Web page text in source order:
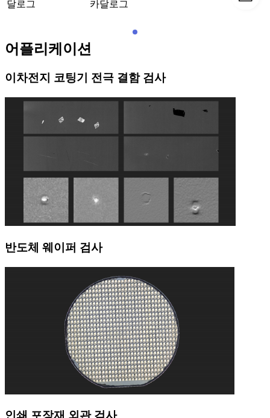
달로그
카달로그
어플리케이션
이차전지 코팅기 전극 결함 검사
반도체 웨이퍼 검사
인쇄 포장재 외관 검사